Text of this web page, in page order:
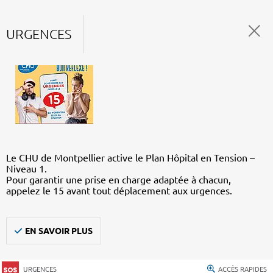
URGENCES
Le CHU de Montpellier active le Plan Hôpital en Tension –
Niveau 1.
Pour garantir une prise en charge adaptée à chacun,
appelez le 15 avant tout déplacement aux urgences.
EN SAVOIR PLUS
URGENCES ACCÈS RAPIDES